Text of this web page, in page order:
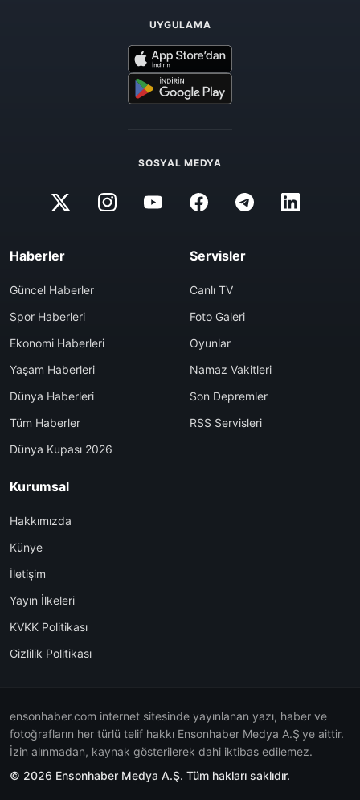
UYGULAMA
SOSYAL MEDYA
Haberler
Güncel Haberler
Spor Haberleri
Ekonomi Haberleri
Yaşam Haberleri
Dünya Haberleri
Tüm Haberler
Dünya Kupası 2026
Servisler
Canlı TV
Foto Galeri
Oyunlar
Namaz Vakitleri
Son Depremler
RSS Servisleri
Kurumsal
Hakkımızda
Künye
İletişim
Yayın İlkeleri
KVKK Politikası
Gizlilik Politikası
ensonhaber.com internet sitesinde yayınlanan yazı, haber ve
fotoğrafların her türlü telif hakkı Ensonhaber Medya A.Ş'ye aittir.
İzin alınmadan, kaynak gösterilerek dahi iktibas edilemez.
© 2026 Ensonhaber Medya A.Ş. Tüm hakları saklıdır.